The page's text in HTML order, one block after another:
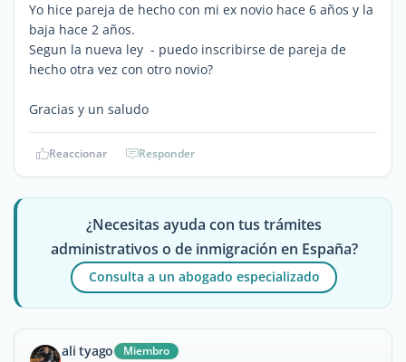
Yo hice pareja de hecho con mi ex novio hace 6 años y la
baja hace 2 años.
Segun la nueva ley - puedo inscribirse de pareja de
hecho otra vez con otro novio?
Gracias y un saludo
Reaccionar Responder
¿Necesitas ayuda con tus trámites
administrativos o de inmigración en España?
Consulta a un abogado especializado
ali tyago Miembro